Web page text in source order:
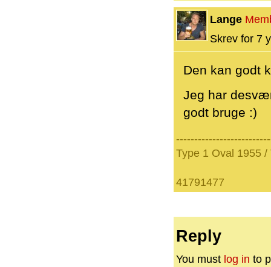
Lange
Skrev for 7
Den kan godt
Jeg har
godt bruge :)
Type 1 Oval 1955
41791477
Reply
You must log in to